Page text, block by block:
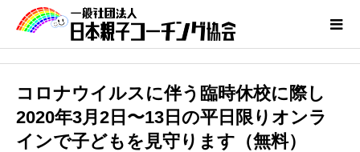
コロナウイルスに伴う臨時休校に際し
2020年3月2日〜13日の平日限りオンラ
インで子どもを見守ります（無料）